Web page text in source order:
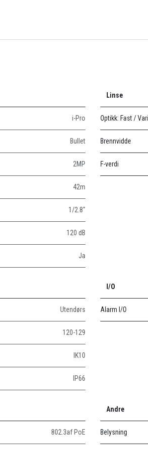
i-Pro
Bullet
2MP
42m
1/2.8"
120 dB
Ja
Linse
Optikk: Fast /
Brennvidde
F-verdi
Utendørs
120-129
IK10
IP66
I/O
Alarm I/O
802.3af PoE
Andre
Belysning